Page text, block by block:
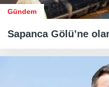
Gündem
Sapanca Gölü’ne